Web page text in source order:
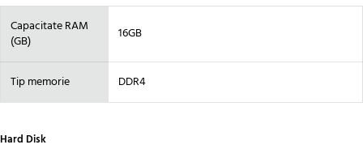
Capacitate RAM
(GB)
16GB
Tip memorie DDR4
Hard Disk